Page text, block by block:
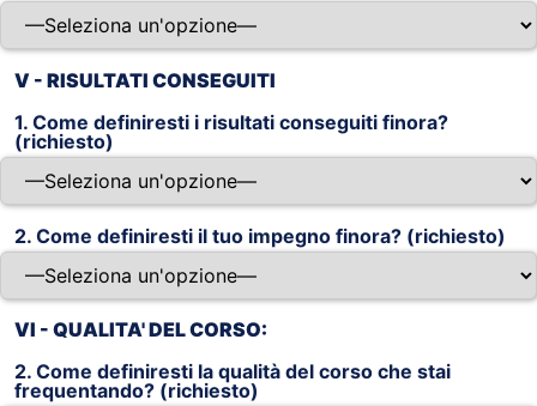
V - RISULTATI CONSEGUITI
1. Come definiresti i risultati conseguiti finora?
(richiesto)
2. Come definiresti il tuo impegno finora? (richiesto)
VI - QUALITA' DEL CORSO:
2. Come definiresti la qualità del corso che stai
frequentando? (richiesto)